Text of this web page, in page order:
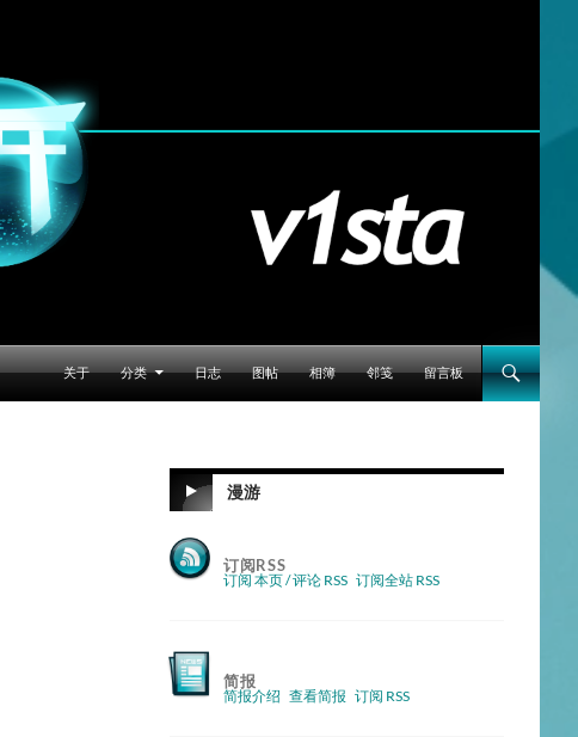
跳至正文
关于
分类 日志 图帖 相簿 邻笺 留言板
漫游
订阅RSS
订阅 本页 / 评论 RSS 订阅全站 RSS
简报
简报介绍 查看简报 订阅 RSS